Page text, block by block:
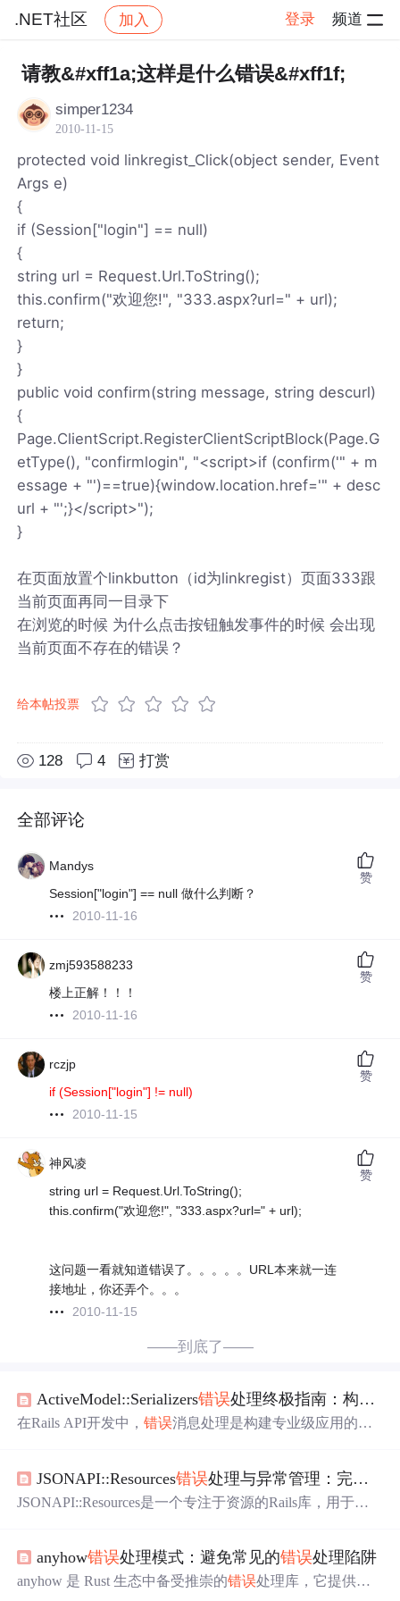
.NET社区 加入 登录 频道
社区 .NET社区 帖子详情
请教&#xff1a;这样是什么错误&#xff1f;
simper1234
2010-11-15
protected void linkregist_Click(object sender, Event
Args e)
{
if (Session["login"] == null)
{
string url = Request.Url.ToString();
this.confirm("欢迎您!", "333.aspx?url=" + url);
return;
}
}
public void confirm(string message, string descurl)
{
Page.ClientScript.RegisterClientScriptBlock(Page.G
etType(), "confirmlogin", "<script>if (confirm('" + m
essage + "')==true){window.location.href='" + desc
url + "';}</script>");
}
在页面放置个linkbutton（id为linkregist）页面333跟
当前页面再同一目录下
在浏览的时候 为什么点击按钮触发事件的时候 会出现
当前页面不存在的错误？
给本帖投票
128 4 打赏
全部评论
Mandys
Session["login"] == null 做什么判断？
2010-11-16
赞
zmj593588233
楼上正解！！！
2010-11-16
赞
rczjp
if (Session["login"] != null)
2010-11-15
赞
神风凌
string url = Request.Url.ToString();
this.confirm("欢迎您!", "333.aspx?url=" + url);
这问题一看就知道错误了。。。。。URL本来就一连
接地址，你还弄个。。。
2010-11-15
赞
——到底了——
ActiveModel::Serializers错误处理终极指南：构建标准化API
在Rails API开发中，错误消息处理是构建专业级应用的关
响应。本文将为您揭示如何充分利用这一功能来提升API
的质量和用户体验。😊 ## 为什么错误消息标准化如此重
JSONAPI::Resources错误处理与异常管理：完整
JSONAPI::Resources是一个专注于资源的Rails库，用于开
绍如何在JSONAPI::Resources中实现完整的错误响应处
理，帮助开发者轻松应对各种异常情况。 ##错误处理基
anyhow错误处理模式：避免常见的错误处理陷阱
anyhow 是 Rust 生态中备受推崇的错误处理库，它提供了